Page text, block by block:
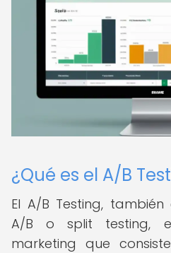
¿Qué es el A/B
El A/B Testing,
A/B o split testing,
marketing que